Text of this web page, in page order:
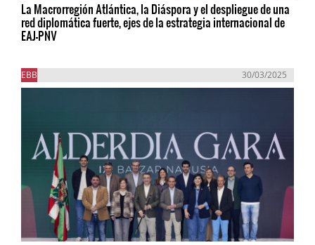
La Macrorregión Atlántica, la Diáspora y el despliegue de una
red diplomática fuerte, ejes de la estrategia internacional de
EAJ-PNV
EBB 30/03/2025